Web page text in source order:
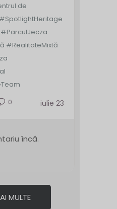
de
#RealitateMixtă
0 iulie 23
încă.
MULTE